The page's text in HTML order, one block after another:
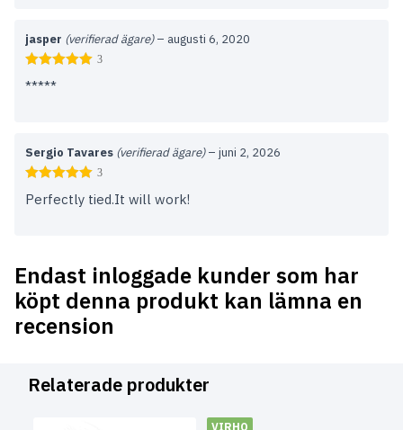
3
jasper (verifierad ägare) – augusti 6, 2020
*****
3
Sergio Tavares (verifierad ägare) – juni 2, 2026
Perfectly tied.It will work!
Endast inloggade kunder som har
köpt denna produkt kan lämna en
recension
Relaterade produkter
VIRHO